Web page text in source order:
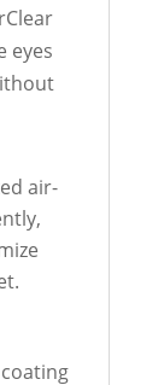
eyes
air-